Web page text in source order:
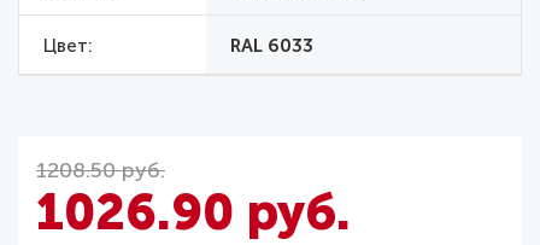
Цвет RAL 6033
1208.50 руб.
1026.90 руб.